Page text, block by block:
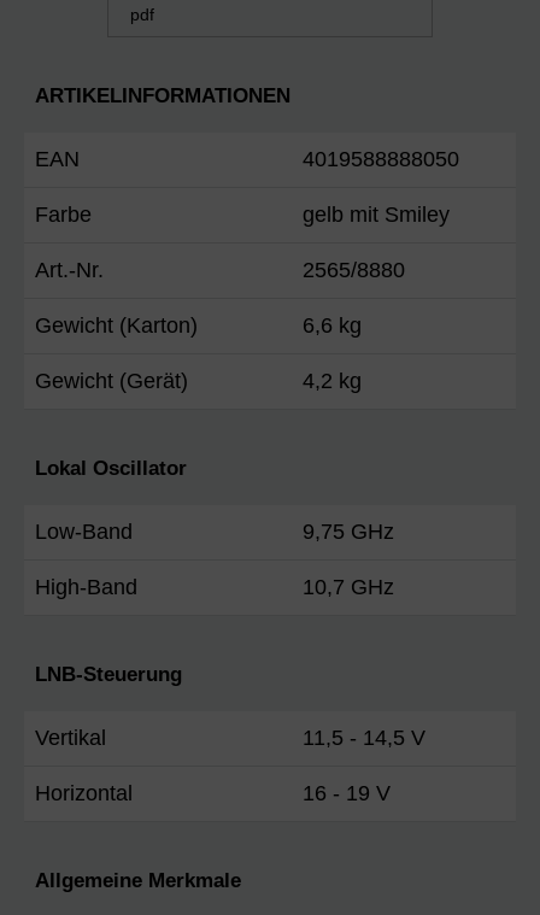
pdf
ARTIKELINFORMATIONEN
EAN 4019588888050
Farbe gelb mit Smiley
Art.-Nr. 2565/8880
Gewicht (Karton) 6,6 kg
Gewicht (Gerät) 4,2 kg
Lokal Oscillator
Low-Band 9,75 GHz
High-Band 10,7 GHz
LNB-Steuerung
Vertikal 11,5 - 14,5 V
Horizontal 16 - 19 V
Allgemeine Merkmale